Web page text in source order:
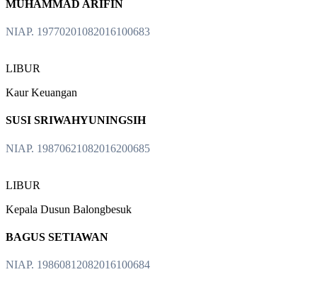
MUHAMMAD ARIFIN
NIAP. 19770201082016100683
LIBUR
Kaur Keuangan
SUSI SRIWAHYUNINGSIH
NIAP. 19870621082016200685
LIBUR
Kepala Dusun Balongbesuk
BAGUS SETIAWAN
NIAP. 19860812082016100684